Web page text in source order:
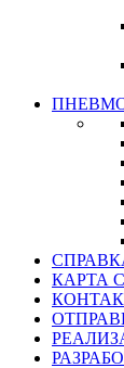
КАРТА